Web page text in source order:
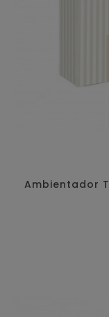
Ambientador